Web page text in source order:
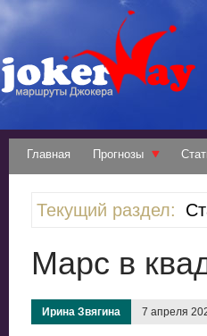
Главная Прогнозы
Текущий раздел:
Марс в
Ирина Звягина 7 апреля